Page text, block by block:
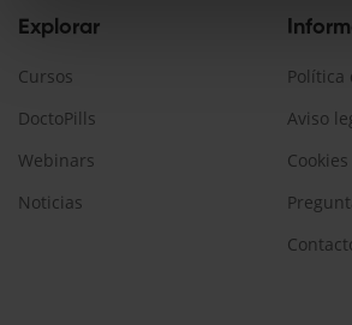
Explorar
Cursos
DoctoPills
Webinars
Noticias
Política
Aviso
Cookies